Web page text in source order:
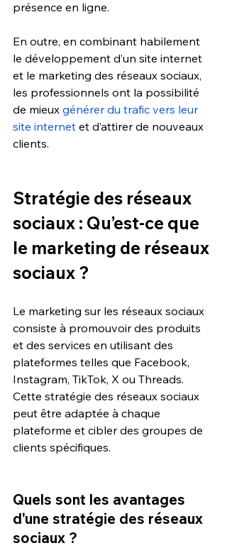
présence en ligne.
En outre, en combinant habilement
le développement d’un site internet
et le marketing des réseaux sociaux,
les professionnels ont la possibilité
de mieux générer du trafic vers leur
site internet et d’attirer de nouveaux
clients.
Stratégie des réseaux
sociaux : Qu’est-ce que
le marketing de réseaux
sociaux ?
Le marketing sur les réseaux sociaux
consiste à promouvoir des produits
et des services en utilisant des
plateformes telles que Facebook,
Instagram, TikTok, X ou Threads.
Cette stratégie des réseaux sociaux
peut être adaptée à chaque
plateforme et cibler des groupes de
clients spécifiques.
Quels sont les avantages
d'une stratégie des réseaux
sociaux ?